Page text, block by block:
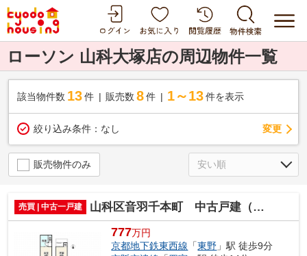
ローソン 山科大塚店の周辺物件一覧
該当物件数 13件 販売数 8 件 1～13 件を表示
絞り込み条件： なし 変更
販売物件のみ
売買 | 中古一戸建 山科区音羽千本町 中古戸建（賃貸オーナーチェンジ）
777万円
京都地下鉄東西線 「東野 」駅 徒歩9分